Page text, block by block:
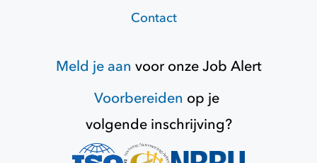
Contact
Meld je aan voor onzeJob Alert
Voorbereiden op je
volgende inschrijving?